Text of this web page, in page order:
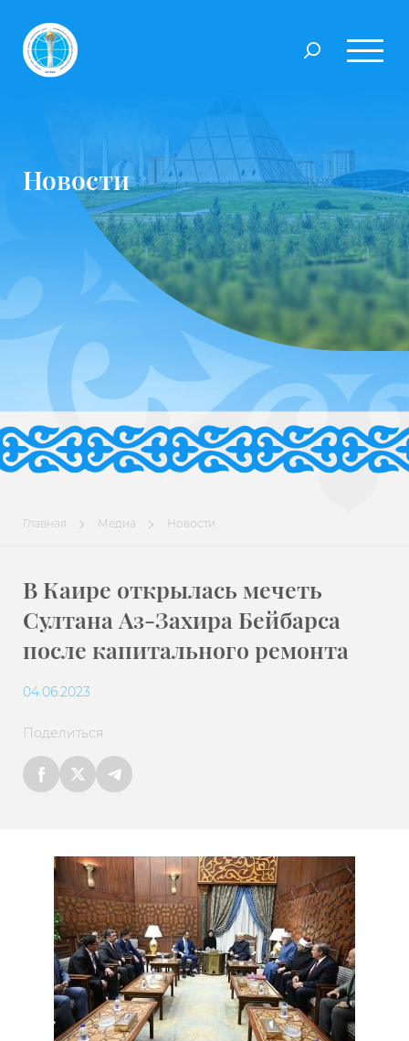
Новости
Главная Медиа Новости
В Каире открылась мечеть
Султана Аз-Захира Бейбарса
после капитального ремонта
04.06.2023
Поделиться